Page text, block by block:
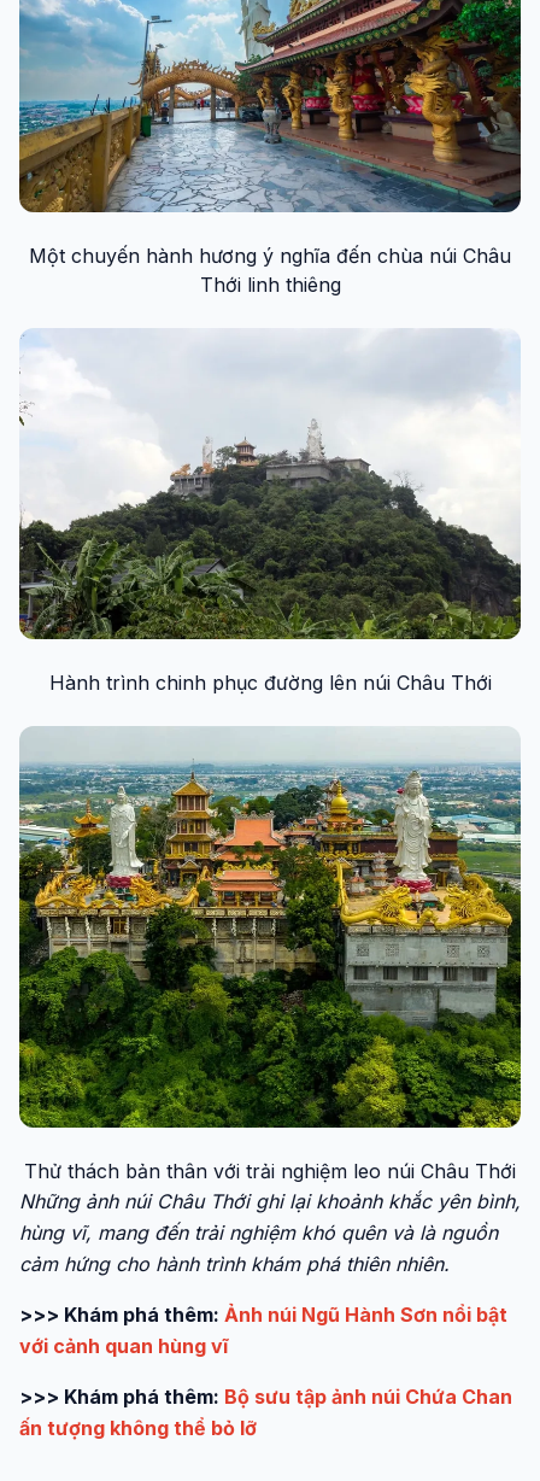
Một chuyến hành hương ý nghĩa đến chùa núi Châu
Thới linh thiêng
Hành trình chinh phục đường lên núi Châu Thới
Thử thách bản thân với trải nghiệm leo núi Châu Thới
Những ảnh núi Châu Thới ghi lại khoảnh khắc yên bình,
hùng vĩ, mang đến trải nghiệm khó quên và là nguồn
cảm hứng cho hành trình khám phá thiên nhiên.
>>> Khám phá thêm: Ảnh núi Ngũ Hành Sơn nổi bật
với cảnh quan hùng vĩ
>>> Khám phá thêm: Bộ sưu tập ảnh núi Chứa Chan
ấn tượng không thể bỏ lỡ